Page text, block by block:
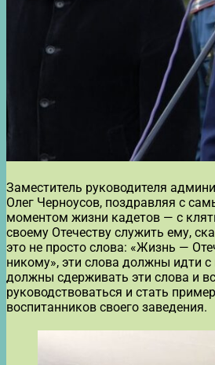
Заместитель руководителя
Олег Черноусов, поздравляя с
моментом жизни кадетов — с
своему Отечеству служить ему,
это не просто слова: «Жизнь —
никому», эти слова должны идти
должны сдерживать эти слова и
руководствоваться и стать
воспитанников своего заведения.